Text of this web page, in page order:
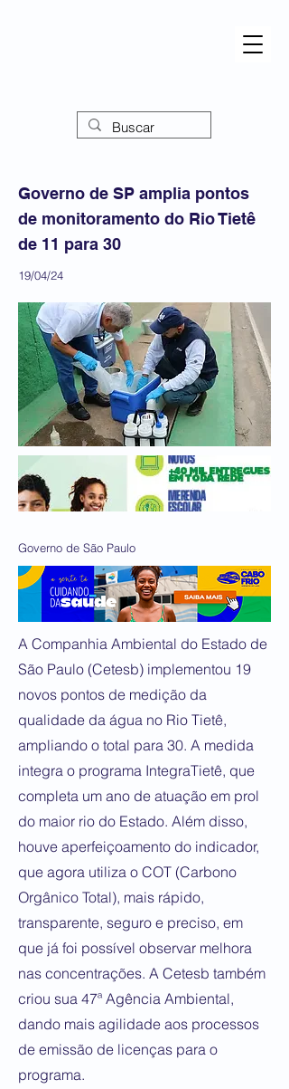
Governo de SP amplia pontos
de monitoramento do Rio Tietê
de 11 para 30
19/04/24
Governo de São Paulo
A Companhia Ambiental do Estado de
São Paulo (Cetesb) implementou 19
novos pontos de medição da
qualidade da água no Rio Tietê,
ampliando o total para 30. A medida
integra o programa IntegraTietê, que
completa um ano de atuação em prol
do maior rio do Estado. Além disso,
houve aperfeiçoamento do indicador,
que agora utiliza o COT (Carbono
Orgânico Total), mais rápido,
transparente, seguro e preciso, em
que já foi possível observar melhora
nas concentrações. A Cetesb também
criou sua 47ª Agência Ambiental,
dando mais agilidade aos processos
de emissão de licenças para o
programa.